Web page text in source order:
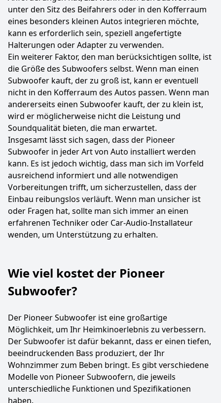
unter den Sitz des Beifahrers oder in den Kofferraum
eines besonders kleinen Autos integrieren möchte,
kann es erforderlich sein, speziell angefertigte
Halterungen oder Adapter zu verwenden.
Ein weiterer Faktor, den man berücksichtigen sollte, ist
die Größe des Subwoofers selbst. Wenn man einen
Subwoofer kauft, der zu groß ist, kann er eventuell
nicht in den Kofferraum des Autos passen. Wenn man
andererseits einen Subwoofer kauft, der zu klein ist,
wird er möglicherweise nicht die Leistung und
Soundqualität bieten, die man erwartet.
Insgesamt lässt sich sagen, dass der Pioneer
Subwoofer in jeder Art von Auto installiert werden
kann. Es ist jedoch wichtig, dass man sich im Vorfeld
ausreichend informiert und alle notwendigen
Vorbereitungen trifft, um sicherzustellen, dass der
Einbau reibungslos verläuft. Wenn man unsicher ist
oder Fragen hat, sollte man sich immer an einen
erfahrenen Techniker oder Car-Audio-Installateur
wenden, um Unterstützung zu erhalten.
Wie viel kostet der Pioneer
Subwoofer?
Der Pioneer Subwoofer ist eine großartige
Möglichkeit, um Ihr Heimkinoerlebnis zu verbessern.
Der Subwoofer ist dafür bekannt, dass er einen tiefen,
beeindruckenden Bass produziert, der Ihr
Wohnzimmer zum Beben bringt. Es gibt verschiedene
Modelle von Pioneer Subwoofern, die jeweils
unterschiedliche Funktionen und Spezifikationen
haben.